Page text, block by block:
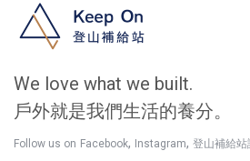
We love what we built.
戶外就是我們生活的養分。
Follow us on Facebook, Instagram, 登山補給站